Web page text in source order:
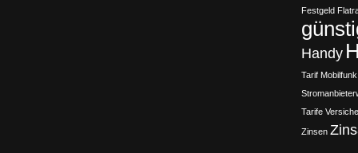
Festgeld
Handy
Tarif Mobilfunk
Tarife
Zinsen